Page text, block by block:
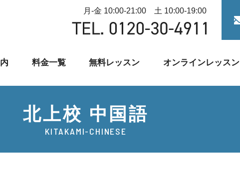
月-金 10:00-21:00 土 10:00-19:00
料金一覧 無料レッスン オンラインレッスン
北上校 中国語
KITAKAMI-CHINESE